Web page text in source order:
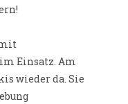
Einsatz. Am
wieder da. Sie